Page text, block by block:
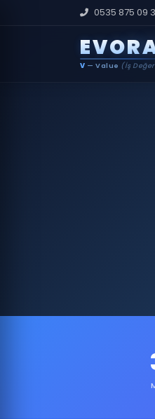
0535 875 09
EVOR
V — Value (İş